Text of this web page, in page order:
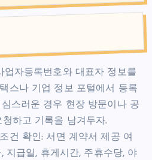
업자등록번호와 대표자 정보를
스나 기업 정보 포털에서 등록
스러운 경우 현장 방문이나 공
하고 기록을 남겨두자.
건 확인: 서면 계약서 제공 여
지급일, 휴게시간, 주휴수당, 야